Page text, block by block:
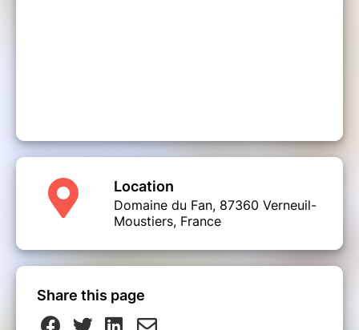
Location
Domaine du Fan, 87360 Verneuil-
Moustiers, France
Share this page